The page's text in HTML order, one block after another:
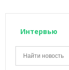
Интервью